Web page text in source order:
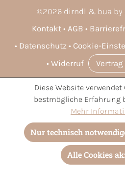
©2026 dirndl & bua by
Kontakt
AGB
Datenschutz
Cookie-
Widerruf
* Alle Preise inkl. gesetzl.
und ggf. Nachnahmegebühren,
Diese Website
bestmögliche Erfahrung
Mehr
Nur technisch
Alle Cookies